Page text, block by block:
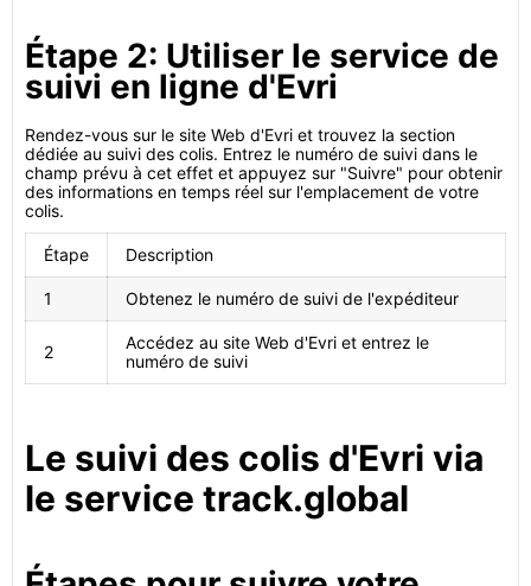
Étape 2: Utiliser le service de
suivi en ligne d'Evri
Rendez-vous sur le site Web d'Evri et trouvez la section
dédiée au suivi des colis. Entrez le numéro de suivi dans le
champ prévu à cet effet et appuyez sur "Suivre" pour obtenir
des informations en temps réel sur l'emplacement de votre
colis.
Étape Description
1 Obtenez le numéro de suivi de l'expéditeur
2
Accédez au site Web d'Evri et entrez le
numéro de suivi
Le suivi des colis d'Evri via
le service track.global